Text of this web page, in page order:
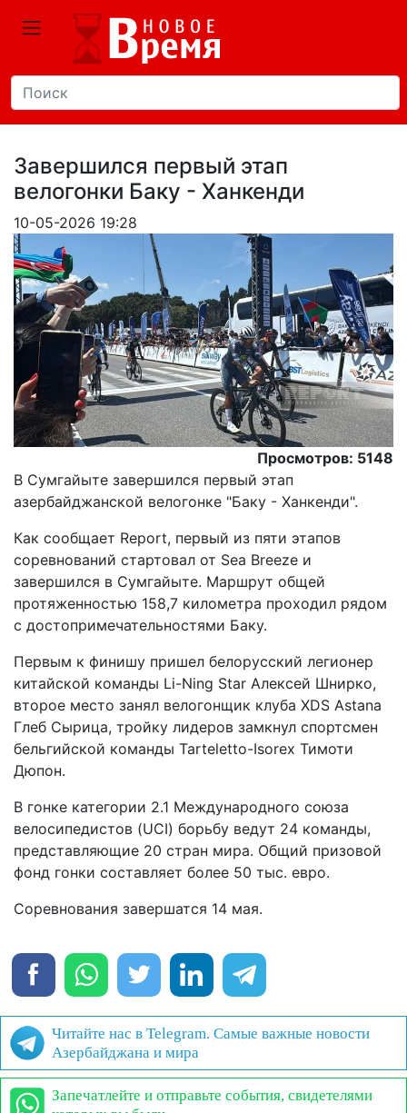
Завершился первый этап
велогонки Баку - Ханкенди
10-05-2026 19:28
Просмотров: 5148
В Сумгайыте завершился первый этап
азербайджанской велогонке "Баку - Ханкенди".
Как сообщает Report, первый из пяти этапов
соревнований стартовал от Sea Breeze и
завершился в Сумгайыте. Маршрут общей
протяженностью 158,7 километра проходил рядом
с достопримечательностями Баку.
Первым к финишу пришел белорусский легионер
китайской команды Li-Ning Star Алексей Шнирко,
второе место занял велогонщик клуба XDS Astana
Глеб Сырица, тройку лидеров замкнул спортсмен
бельгийской команды Tarteletto-Isorex Тимоти
Дюпон.
В гонке категории 2.1 Международного союза
велосипедистов (UCI) борьбу ведут 24 команды,
представляющие 20 стран мира. Общий призовой
фонд гонки составляет более 50 тыс. евро.
Соревнования завершатся 14 мая.
Читайте нас в Telegram. Самые важные новости
Азербайджана и мира
Запечатлейте и отправьте события, свидетелями